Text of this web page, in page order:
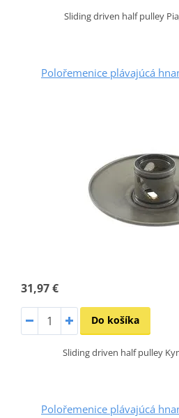
Sliding driven half pulley
Polořemenice plávajúcá
31,97 €
Do košíka
Sliding driven half pulley
Polořemenice plávajúcá